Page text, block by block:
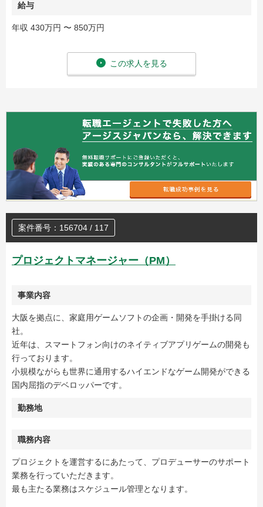
給与
年収 430万円 〜 850万円
この求人を見る
案件番号：156704 / 117
プロジェクトマネージャー（PM）
事業内容
大阪を拠点に、家庭用ゲームソフトの企画・開発を手掛ける同
社。
近年は、スマートフォン向けのネイティブアプリゲームの開発も
行っております。
小規模ながらも世界に通用するハイエンドなゲーム開発ができる
国内屈指のデベロッパーです。
勤務地
職務内容
プロジェクトを運営するにあたって、プロデューサーのサポート
業務を行っていただきます。
最も主たる業務はスケジュール管理となります。